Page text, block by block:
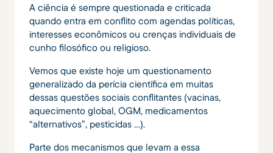
A ciência é sempre questionada e criticada
quando entra em conflito com agendas políticas,
interesses econômicos ou crenças individuais de
cunho filosófico ou religioso.
Vemos que existe hoje um questionamento
generalizado da perícia científica em muitas
dessas questões sociais conflitantes (vacinas,
aquecimento global, OGM, medicamentos
“alternativos”, pesticidas …).
Parte dos mecanismos que levam a essa